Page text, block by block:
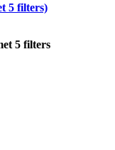
5 filters)
5 filters